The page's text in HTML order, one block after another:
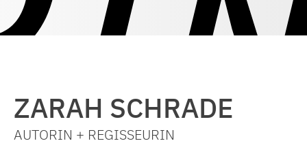
ZARAH SCHRADE
AUTORIN + REGISSEURIN